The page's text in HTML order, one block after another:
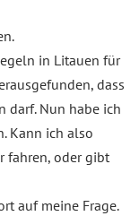
in Litauen für
dass
darf. Nun habe ich
Kann ich also
fahren, oder gibt
auf meine Frage.